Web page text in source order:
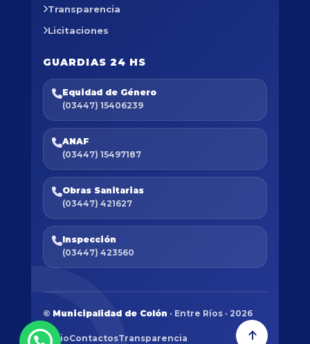
Transparencia
Licitaciones
GUARDIAS 24 HS
Equidad de Género
(03447) 15406239
ANAF
(03447) 15497187
Obras Sanitarias
(03447) 421627
Inspección
(03447) 423560
© Municipalidad de Colón · Entre Ríos · 2026
InicioContactosTransparencia